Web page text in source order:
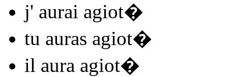
j' aurai agiot�
tu auras agiot�
il aura agiot�